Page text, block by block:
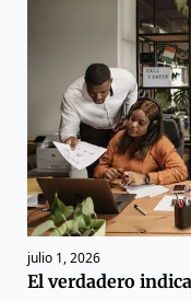
julio 1, 2026
El verdadero